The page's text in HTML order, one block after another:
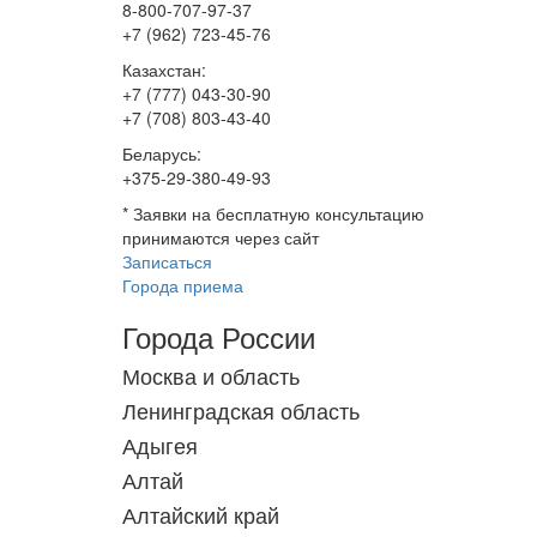
8-800-707-97-37
+7 (962) 723-45-76
Казахстан:
+7 (777) 043-30-90
+7 (708) 803-43-40
Беларусь:
+375-29-380-49-93
* Заявки на бесплатную консультацию
принимаются через сайт
Записаться
Города приема
Города России
Москва и область
Ленинградская область
Адыгея
Алтай
Алтайский край